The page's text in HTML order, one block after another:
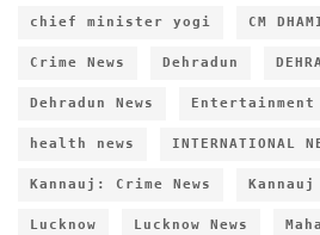
chief minister yogi CM
Crime News Dehradun
Dehradun News Entertainment
health news INTERNATIONAL
Kannauj: Crime News Kannauj
Lucknow Lucknow News